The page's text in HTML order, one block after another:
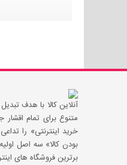
آنلاین کالا با هدف
متنوع برای تمام
خرید اینترنتی» را
بودن کالا» سه اصل
برترین فروشگاه های